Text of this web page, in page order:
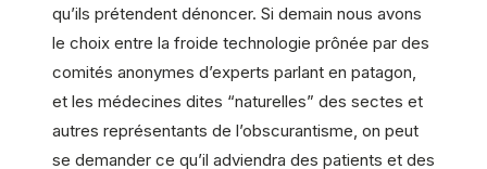
qu’ils prétendent dénoncer. Si demain nous avons
le choix entre la froide technologie prônée par des
comités anonymes d’experts parlant en patagon,
et les médecines dites “naturelles” des sectes et
autres représentants de l’obscurantisme, on peut
se demander ce qu’il adviendra des patients et des